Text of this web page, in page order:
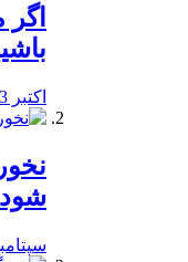
اکتبر 3, 2019
‌شود
سپتامبر 26,